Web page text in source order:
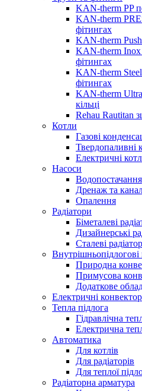
KAN-therm PP
KAN-therm
фітингах
KAN-therm
KAN-therm Inox
фітингах
KAN-therm
фітингах
KAN-therm
кільці
Rehau Rautitan
Котли
Газові
Твердопаливні
Електричні
Насоси
Водопостачання
Дренаж та
Опалення
Радіатори
Біметалеві
Дизайнерські
Сталеві
Внутрішньопідлогові
Природна
Примусова
Додаткове
Електричні
Тепла підлога
Гідравлічна
Електрична
Автоматика
Для котлів
Для радіаторів
Для теплої
Радіаторна арматура